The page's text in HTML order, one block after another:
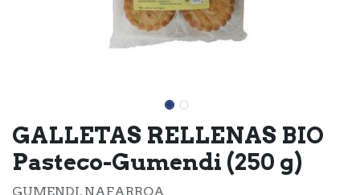
GALLETAS RELLENAS BIO
Pasteco-Gumendi (250 g)
GUMENDI, NAFARROA